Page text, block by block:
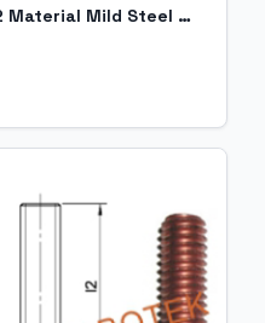
PT Threaded stud M4x12 Material Mild Steel 4.8 acc. EN ISO 13918